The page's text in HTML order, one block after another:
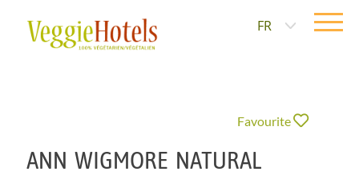
FR
Favourite
ANN WIGMORE NATURAL